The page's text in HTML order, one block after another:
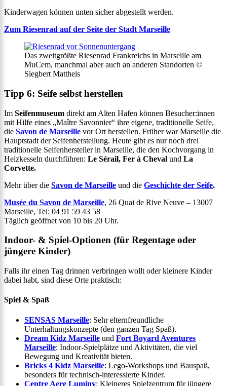
Kinderwagen können unten sicher abgestellt werden.
Zum Riesenrad auf der Seite der Stadt Marseille
Das zweitgrößte Riesenrad Frankreichs in Marseille am
MuCem, manchmal aber auch an anderen Standorten ©
Siegbert Mattheis
Tipp 6: Seife selbst herstellen
Im Seifenmuseum direkt am Alten Hafen können Besucher:innen
mit Hilfe eines „Maître Savonnier“ ihre eigene, traditionelle Seife,
die Savon de Marseille vor Ort herstellen. Früher war Marseille die
Hauptstadt der Seifenherstellung. Heute gibt es nur noch drei
traditionelle Seifenhersteller in Marseille, die den Kochvorgang in
Heizkesseln durchführen: Le Sérail, Fer à Cheval und La
Corvette.
Mehr über die Savon de Marseille und die Geschichte der Seife.
Musée du Savon de Marseille, 26 Quai de Rive Neuve – 13007
Marseille, Tel: 04 91 59 43 58
Täglich geöffnet von 10 bis 20 Uhr.
Indoor- & Spiel-Optionen (für Regentage oder
jüngere Kinder)
Falls ihr einen Tag drinnen verbringen wollt oder kleinere Kinder
dabei habt, sind diese Orte praktisch:
Spiel & Spaß
SENSAS Marseille: Sehr elternfreundliche
Unterhaltungskonzepte (den ganzen Tag Spaß).
Dream Kidz Marseille und Fort Boyard Aventures
Marseille: Indoor-Spielplätze und Aktivitäten, die viel
Bewegung und Kreativität bieten.
Bricks 4 Kidz Marseille: Lego-Workshops und Bauspaß,
besonders für technisch-interessierte Kinder.
Centre Aere Luminy: Kleineres Spielzentrum für jüngere